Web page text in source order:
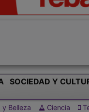
SOCIEDAD Y
Belleza Ciencia